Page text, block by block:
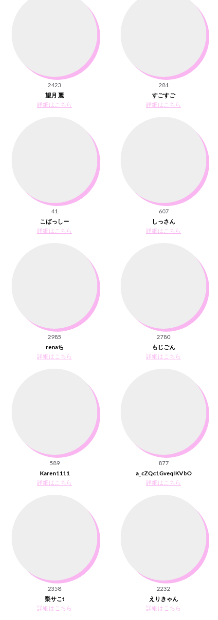
2423
望月 麗
詳細はこちら
281
すごすご
詳細はこちら
41
こばっしー
詳細はこちら
607
しっさん
詳細はこちら
2985
renaち
詳細はこちら
2780
もじごん
詳細はこちら
589
Karen1111
詳細はこちら
877
a_cZQc1GveqIKVbO
詳細はこちら
2358
梨サこt
詳細はこちら
2232
えりきゃん
詳細はこちら